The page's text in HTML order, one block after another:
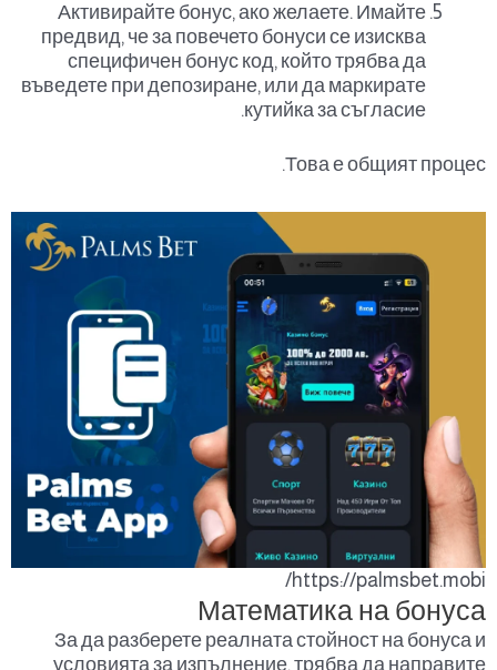
Активирайте бонус, ако желаете. Имайте
предвид, че за повечето бонуси се изисква
специфичен бонус код, който трябва да
въведете при депозиране, или да маркирате
кутийка за съгласие.
Това е общият процес.
https://palmsbet.mobi/
Математика на бонуса
За да разберете реалната стойност на бонуса и
условията за изпълнение, трябва да направите